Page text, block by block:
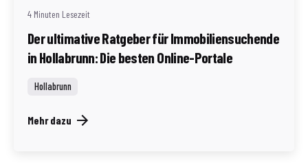
4 Minuten Lesezeit
Der ultimative Ratgeber für Immobiliensuchende
in Hollabrunn: Die besten Online-Portale
Hollabrunn
Mehr dazu